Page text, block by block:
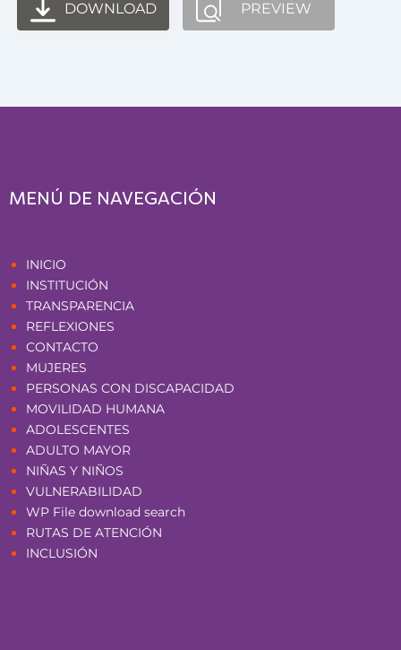
DOWNLOAD PREVIEW
MENÚ DE NAVEGACIÓN
INICIO
INSTITUCIÓN
TRANSPARENCIA
REFLEXIONES
CONTACTO
MUJERES
PERSONAS CON DISCAPACIDAD
MOVILIDAD HUMANA
ADOLESCENTES
ADULTO MAYOR
NIÑAS Y NIÑOS
VULNERABILIDAD
WP File download search
RUTAS DE ATENCIÓN
INCLUSIÓN